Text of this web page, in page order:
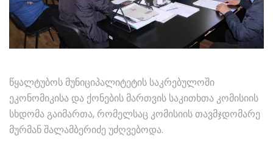
წყალტუბოს მუნიციპალიტეტის საკრებულოში
ეკონომიკისა და ქონების მართვის საკითხთა კომისიის
სხდომა გაიმართა, რომელსაც კომისიის თავმჯდომარე
მურმან შალამბერიძე უძღვებოდა.